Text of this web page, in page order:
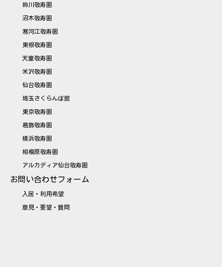
鈴川敬寿園
沼木敬寿園
寒河江敬寿園
東根敬寿園
天童敬寿園
米沢敬寿園
仙台敬寿園
埼玉さくらんぼ館
東京敬寿園
葛飾敬寿園
横浜敬寿園
相模原敬寿園
アルカディア仙台敬寿園
お問い合わせフォーム
入居・利用希望
意見・要望・質問